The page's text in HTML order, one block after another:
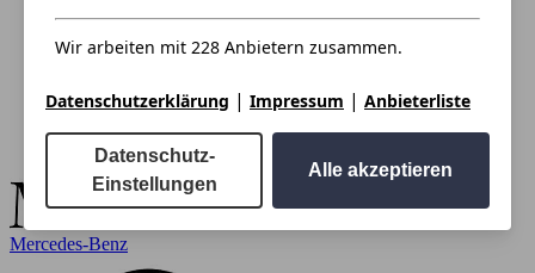
Mercedes-Benz
Wir arbeiten mit 228 Anbietern zusammen.
Datenschutzerklärung | Impressum | Anbieterliste
Datenschutz-
Einstellungen
Alle akzeptieren